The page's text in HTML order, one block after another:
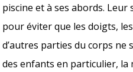
piscine et à ses abords.
pour éviter que les doigts,
d’autres parties du corps ne
des enfants en particulier, la